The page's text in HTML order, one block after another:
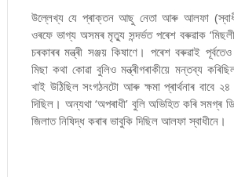
উল্লেখ্য যে প্ৰাক্তন আছু নেতা আৰু আলফা
ওৰফে ভাগ্য অসমৰ মৃত্যু সন্দৰ্ভত পৰেশ বৰুৱাক
চৰকাৰৰ মন্ত্ৰী সঞ্জয় কিষাণে। পৰেশ বৰুৱাই
মিছা কথা কোৱা বুলিও মন্ত্ৰীগৰাকীয়ে মন্তব্য
খাই উঠিছিল সংগঠনটো আৰু ক্ষমা প্ৰাৰ্থনাৰ বাবে ২৪
দিছিল। অন্যথা ‘অপৰাধী’ বুলি অভিহিত কৰি সমগ্ৰ
জিলাত নিষিদ্ধ কৰাৰ ভাবুকি দিছিল আলফা স্বাধীনে।